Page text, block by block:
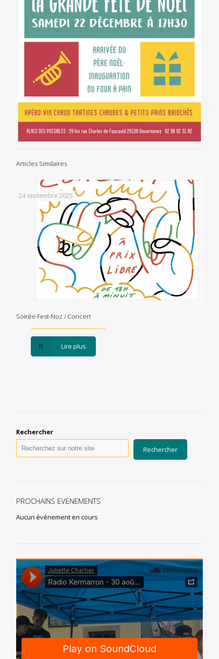
Articles Similaires
24 septembre 2025
Soirée Fest-Noz / Concert
Lire plus
Rechercher
Rechercher
PROCHAINS EVENEMENTS
Aucun événement en cours